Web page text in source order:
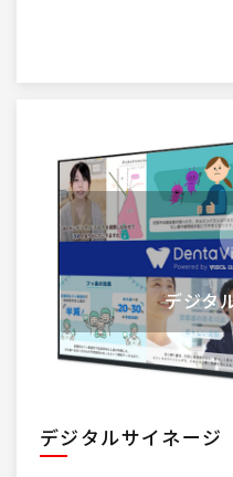
デジタ
デジタルサイネージ